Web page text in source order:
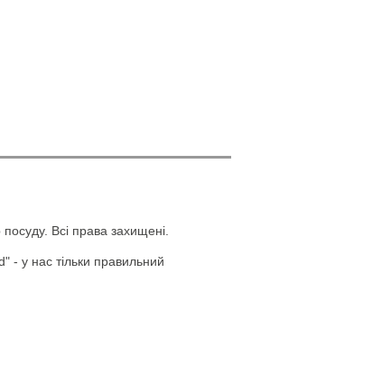
Всі права захищені.
- у нас тільки правильний